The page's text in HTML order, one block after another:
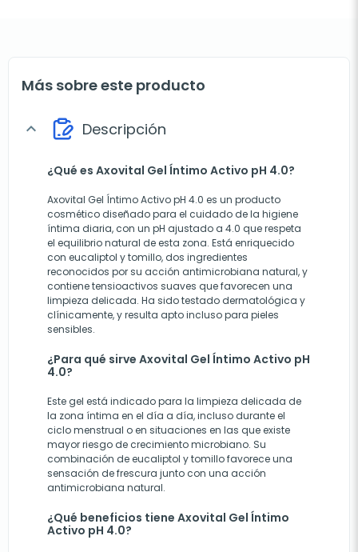
Más sobre este producto
expand_more Descripción
¿Qué es Axovital Gel Íntimo Activo pH 4.0?
Axovital Gel Íntimo Activo pH 4.0 es un producto
cosmético diseñado para el cuidado de la higiene
íntima diaria, con un pH ajustado a 4.0 que respeta
el equilibrio natural de esta zona. Está enriquecido
con eucaliptol y tomillo, dos ingredientes
reconocidos por su acción antimicrobiana natural, y
contiene tensioactivos suaves que favorecen una
limpieza delicada. Ha sido testado dermatológica y
clínicamente, y resulta apto incluso para pieles
sensibles.
¿Para qué sirve Axovital Gel Íntimo Activo pH
4.0?
Este gel está indicado para la limpieza delicada de
la zona íntima en el día a día, incluso durante el
ciclo menstrual o en situaciones en las que existe
mayor riesgo de crecimiento microbiano. Su
combinación de eucaliptol y tomillo favorece una
sensación de frescura junto con una acción
antimicrobiana natural.
¿Qué beneficios tiene Axovital Gel Íntimo
Activo pH 4.0?